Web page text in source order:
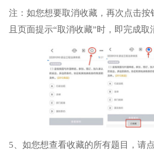
注：如您想要取消收藏，再次点击
且页面提示“取消收藏”时，即完成取
5、如您想查看收藏的所有题目，请